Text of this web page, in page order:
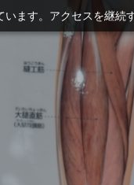
ます。アクセスを継